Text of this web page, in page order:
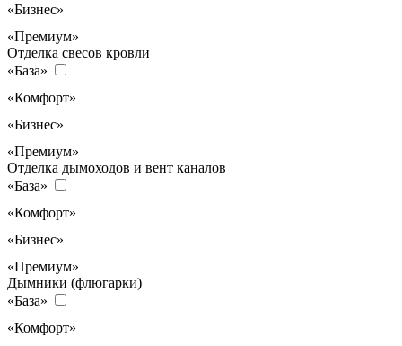
«Бизнес»
«Премиум»
Отделка свесов кровли
«База»
«Комфорт»
«Бизнес»
«Премиум»
Отделка дымоходов и вент каналов
«База»
«Комфорт»
«Бизнес»
«Премиум»
Дымники (флюгарки)
«База»
«Комфорт»